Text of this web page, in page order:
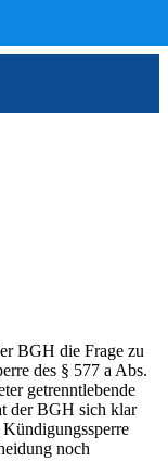
BGH die Frage zu
des § 577 a Abs.
getrenntlebende
der BGH sich klar
noch